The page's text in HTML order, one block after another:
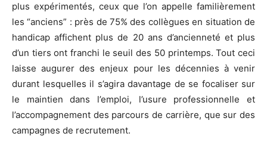
plus expérimentés, ceux que l’on appelle familièrement
les “anciens” : près de 75% des collègues en situation de
handicap affichent plus de 20 ans d’ancienneté et plus
d’un tiers ont franchi le seuil des 50 printemps. Tout ceci
laisse augurer des enjeux pour les décennies à venir
durant lesquelles il s’agira davantage de se focaliser sur
le maintien dans l’emploi, l’usure professionnelle et
l’accompagnement des parcours de carrière, que sur des
campagnes de recrutement.